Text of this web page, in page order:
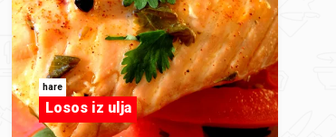
hare
Losos iz ulja